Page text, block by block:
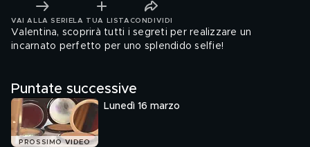
VAI ALLA SERIE LA TUA LISTA CONDIVIDI
Valentina, scoprirà tutti i segreti per realizzare un
incarnato perfetto per uno splendido selfie!
Puntate successive
PROSSIMO VIDEO
Lunedì 16 marzo